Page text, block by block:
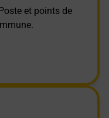
et points de